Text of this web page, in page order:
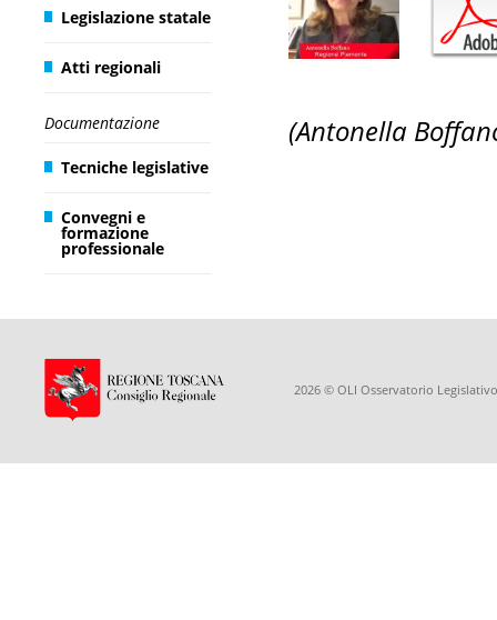
Legislazione statale
Atti regionali
Documentazione
Tecniche legislative
Convegni e
formazione
professionale
(Antonella
2026 © OLI Osservatorio